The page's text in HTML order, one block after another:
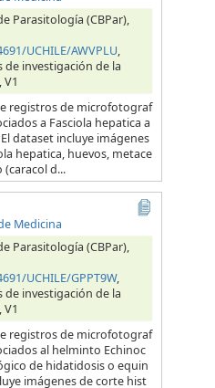
Parasitología (CBPar),
UCHILE/AWVPLU,
investigación de la
registros de microfotograf
a Fasciola hepatica a
dataset incluye imágenes
hepatica, huevos, metace
d...
Medicina
Parasitología (CBPar),
UCHILE/GPPT9W,
investigación de la
registros de microfotograf
al helminto Echinoc
de hidatidosis o equin
imágenes de corte hist